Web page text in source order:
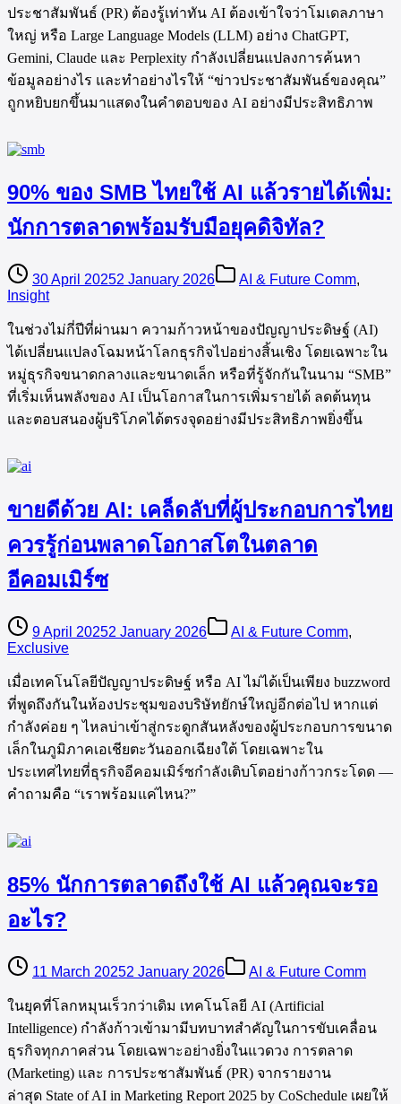
ประชาสัมพันธ์ (PR) ต้องรู้เท่าทัน AI ต้องเข้าใจว่าโมเดลภาษา
ใหญ่ หรือ Large Language Models (LLM) อย่าง ChatGPT,
Gemini, Claude และ Perplexity กำลังเปลี่ยนแปลงการค้นหา
ข้อมูลอย่างไร และทำอย่างไรให้ “ข่าวประชาสัมพันธ์ของคุณ”
ถูกหยิบยกขึ้นมาแสดงในคำตอบของ AI อย่างมีประสิทธิภาพ
90% ของ SMB ไทยใช้ AI แล้วรายได้เพิ่ม:
นักการตลาดพร้อมรับมือยุคดิจิทัล?
30 April 20252 January 2026 AI & Future Comm,
Insight
ในช่วงไม่กี่ปีที่ผ่านมา ความก้าวหน้าของปัญญาประดิษฐ์ (AI)
ได้เปลี่ยนแปลงโฉมหน้าโลกธุรกิจไปอย่างสิ้นเชิง โดยเฉพาะใน
หมู่ธุรกิจขนาดกลางและขนาดเล็ก หรือที่รู้จักกันในนาม “SMB”
ที่เริ่มเห็นพลังของ AI เป็นโอกาสในการเพิ่มรายได้ ลดต้นทุน
และตอบสนองผู้บริโภคได้ตรงจุดอย่างมีประสิทธิภาพยิ่งขึ้น
ขายดีด้วย AI: เคล็ดลับที่ผู้ประกอบการไทย
ควรรู้ก่อนพลาดโอกาสโตในตลาด
อีคอมเมิร์ซ
9 April 20252 January 2026 AI & Future Comm,
Exclusive
เมื่อเทคโนโลยีปัญญาประดิษฐ์ หรือ AI ไม่ได้เป็นเพียง buzzword
ที่พูดถึงกันในห้องประชุมของบริษัทยักษ์ใหญ่อีกต่อไป หากแต่
กำลังค่อย ๆ ไหลบ่าเข้าสู่กระดูกสันหลังของผู้ประกอบการขนาด
เล็กในภูมิภาคเอเชียตะวันออกเฉียงใต้ โดยเฉพาะใน
ประเทศไทยที่ธุรกิจอีคอมเมิร์ซกำลังเติบโตอย่างก้าวกระโดด —
คำถามคือ “เราพร้อมแค่ไหน?”
85% นักการตลาดถึงใช้ AI แล้วคุณจะรอ
อะไร?
11 March 20252 January 2026 AI & Future Comm
ในยุคที่โลกหมุนเร็วกว่าเดิม เทคโนโลยี AI (Artificial
Intelligence) กำลังก้าวเข้ามามีบทบาทสำคัญในการขับเคลื่อน
ธุรกิจทุกภาคส่วน โดยเฉพาะอย่างยิ่งในแวดวง การตลาด
(Marketing) และ การประชาสัมพันธ์ (PR) จากรายงาน
ล่าสุด State of AI in Marketing Report 2025 by CoSchedule เผยให้